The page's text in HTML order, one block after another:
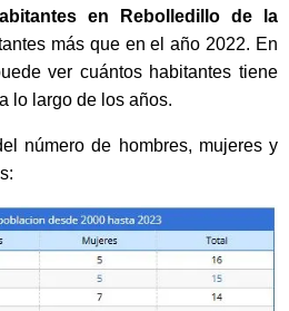
en Rebolledillo de la
más que en el año 2022. En
ver cuántos habitantes tiene
lo largo de los años.
número de hombres, mujeres y